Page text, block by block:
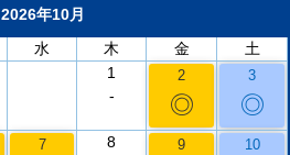
2026年10月
水 木 金
土
1
-
2
◎
3
◎
7
8
9 10